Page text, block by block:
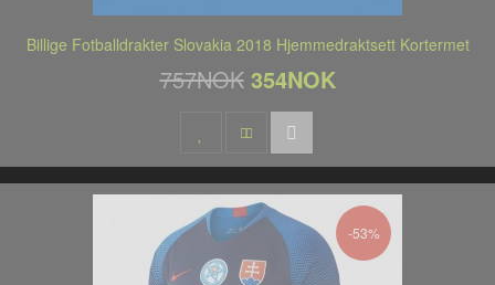
Billige Fotballdrakter Slovakia 2018 Hjemmedraktsett Kortermet
757NOK 354NOK
-53%